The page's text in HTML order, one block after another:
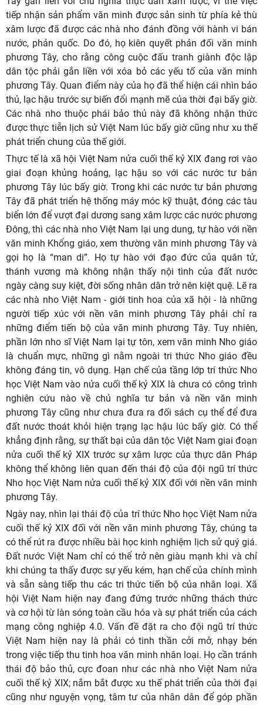
tiếp nhận sản phẩm văn minh được sản sinh từ phía kẻ thù
xâm lược đã được các nhà nho đánh đồng với hành vi bán
nước, phản quốc. Do đó, họ kiên quyết phản đối văn minh
phương Tây, cho rằng công cuộc đấu tranh giành độc lập
dân tộc phải gắn liền với xóa bỏ các yếu tố của văn minh
phương Tây. Quan điểm này của họ đã thể hiện cái nhìn bảo
thủ, lạc hậu trước sự biến đổi mạnh mẽ của thời đại bấy giờ.
Các nhà nho thuộc phái bảo thủ này đã không nhận thức
được thực tiễn lịch sử Việt Nam lúc bấy giờ cũng như xu thế
phát triển chung của thế giới.
Thực tế là xã hội Việt Nam nửa cuối thế kỷ XIX đang rơi vào
giai đoạn khủng hoảng, lạc hậu so với các nước tư bản
phương Tây lúc bấy giờ. Trong khi các nước tư bản phương
Tây đã phát triển hệ thống máy móc kỹ thuật, đóng các tàu
biển lớn để vượt đại dương sang xâm lược các nước phương
Đông, thì các nhà nho Việt Nam lại ung dung, tự hào với nền
văn minh Khổng giáo, xem thường văn minh phương Tây và
gọi họ là “man di”. Họ tự hào với đạo đức của quân tử,
thánh vương mà không nhận thấy nội tình của đất nước
ngày càng suy kiệt, đời sống nhân dân trở nên kiệt quệ. Lẽ ra
các nhà nho Việt Nam - giới tinh hoa của xã hội - là những
người tiếp xúc với nền văn minh phương Tây phải chỉ ra
những điểm tiến bộ của văn minh phương Tây. Tuy nhiên,
phần lớn nho sĩ Việt Nam lại tự tôn, xem văn minh Nho giáo
là chuẩn mực, những gì nằm ngoài tri thức Nho giáo đều
không đáng tin, vô dụng. Hạn chế của tầng lớp trí thức Nho
học Việt Nam vào nửa cuối thế kỷ XIX là chưa có công trình
nghiên cứu nào về chủ nghĩa tư bản và nền văn minh
phương Tây cũng như chưa đưa ra đối sách cụ thể để đưa
đất nước thoát khỏi hiện trạng lạc hậu lúc bấy giờ. Có thể
khẳng định rằng, sự thất bại của dân tộc Việt Nam giai đoạn
nửa cuối thế kỷ XIX trước sự xâm lược của thực dân Pháp
không thể không liên quan đến thái độ của đội ngũ trí thức
Nho học Việt Nam nửa cuối thế kỷ XIX đối với nền văn minh
phương Tây.
Ngày nay, nhìn lại thái độ của trí thức Nho học Việt Nam nửa
cuối thế kỷ XIX đối với nền văn minh phương Tây, chúng ta
có thể rút ra được nhiều bài học kinh nghiệm lịch sử quý giá.
Đất nước Việt Nam chỉ có thể trở nên giàu mạnh khi và chỉ
khi chúng ta thấy được sự yếu kém, hạn chế của chính mình
và sẵn sàng tiếp thu các tri thức tiến bộ của nhân loại. Xã
hội Việt Nam hiện nay đang đứng trước những thách thức
và cơ hội từ làn sóng toàn cầu hóa và sự phát triển của cách
mạng công nghiệp 4.0. Vấn đề đặt ra cho đội ngũ trí thức
Việt Nam hiện nay là phải có tinh thần cởi mở, nhạy bén
trong việc tiếp thu tinh hoa văn minh nhân loại. Họ cần tránh
thái độ bảo thủ, cực đoan như các nhà nho Việt Nam nửa
cuối thế kỷ XIX; nắm bắt được xu thế phát triển của thời đại
cũng như nguyện vọng, tâm tư của nhân dân để góp phần